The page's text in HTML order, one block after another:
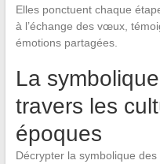
Elles ponctuent chaque
à l’échange des vœux,
émotions partagées.
La
travers les
époques
Décrypter la symbolique